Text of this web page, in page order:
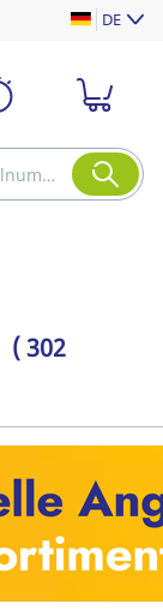
DE
( 302